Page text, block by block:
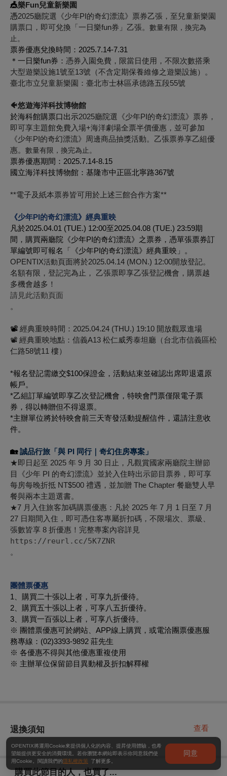
🎪樂Fun兒童新樂園
憑2025廳院選《少年PI的奇幻漂流》票券乙張，至兒童新樂園
購票口，即可兌換「一日樂fun券」乙張。 數量有限，換完為
止。
票券優惠兌換時間：2025.7.14-7.31
＊一日樂fun券： 憑券入園免費，限當日使用，不限次數搭乘
大型遊樂設施1號至13號（不含定期保養維修之遊樂設施）。
臺北市立兒童新樂園：臺北市士林區承德路五段55號
🐠悠遊海洋科技博物館
於海科館購票口出示2025廳院選《少年PI的奇幻漂流》票券，
即可享主題館免費入場+海洋劇場全票半價優惠，並可參加
《少年PI的奇幻漂流》周邊商品抽獎活動。乙張票券享乙組優
惠。 數量有限，換完為止。
票券優惠期間：2025.7.14-8.15
國立海洋科技博物館：基隆市中正區北寧路367號
**電子及紙本票券皆可用於上述三館合作方案**
《少年PI的奇幻漂流》經典重映
凡於2025.04.01 (TUE.) 12:00至2025.04.08 (TUE.) 23:59期
間，購買兩廳院《少年PI的奇幻漂流》之票券，憑單張票券訂
單編號即可報名「《少年PI的奇幻漂流》經典重映」。
OPENTIX活動頁面將於2025.04.14 (MON.) 12:00開放登記。
名額有限，登記完為止， 乙張票即享乙張登記機會 ，購票越
多機會越多！
請見此活動頁面
。
📽 經典重映時間 ：2025.04.24 (THU.) 19:10 開放觀眾進場
📽 經典重映地點 ：信義A13 松仁威秀泰坦廳（台北市信義區松
仁路58號11 樓）
*報名登記需繳交$100保證金，活動結束並確認出席即退還原
帳戶。
*乙組訂單編號即享乙次登記機會，特映會門票僅限電子票
券，得以轉贈但不得退票。
*主辦單位將於特映會前三天寄發活動提醒信件，還請注意收
件。
🏡誠品行旅 「與 PI 同行｜奇幻住房專案」
★即日起至 2025 年 9 月 30 日止，凡觀賞國家兩廳院主辦節
目《少年 PI 的奇幻漂流》並於入住時出示節目票券，即可享
每房每晚折抵 NT$500 禮遇，並加贈 The Chapter 餐廳雙人早
餐與兩本主題選書。
★7 月入住旅客加碼購票優惠：凡於 2025 年 7 月 1 日至 7 月
27 日期間入住，即可憑住客專屬折扣碼，不限場次、票級、
張數皆享 8 折優惠！完整專案內容詳見
https://reurl.cc/5K7ZNR
。
團體票優惠
1、購買二十張以上者，可享九折優待。
2、購買五十張以上者，可享八五折優待。
3、購買一百張以上者，可享八折優待。
※ 團體票優惠可於網站、APP線上購買，或電洽團票優惠服
務專線：(02)3393-9892 莊先生
※ 各優惠不得與其他優惠重複使用
※ 主辦單位保留節目異動權及折扣解釋權
退換須知 查看
購買此節目的人，也買了...
OPENTIX將運用Cookie來提供個人化的內容、提昇使用體驗，也希
望能提供更安全的消費環境。若你瀏覽本網站即表示你同意我們使
用Cookie。閱讀我們的隱私權政策 了解更多。
同意